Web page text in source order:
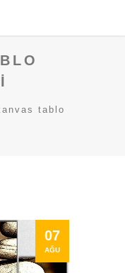
tablo
07
AĞU